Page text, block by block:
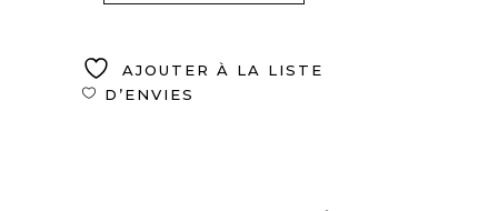
AJOUTER À LA LISTE
D’ENVIES